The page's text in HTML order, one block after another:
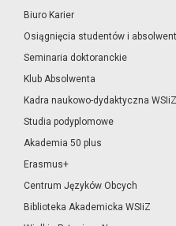
Biuro Karier
Osiągnięcia studentów i
Seminaria doktoranckie
Klub Absolwenta
Kadra naukowo-dydaktyczna WSIiZ
Studia podyplomowe
Akademia 50 plus
Erasmus+
Centrum Języków Obcych
Biblioteka Akademicka WSIiZ